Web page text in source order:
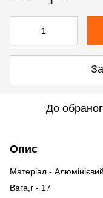
До
Опис
Матеріал -
Вага,г - 17